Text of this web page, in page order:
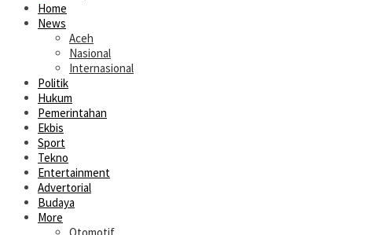
Home
News
Aceh
Nasional
Internasional
Politik
Hukum
Pemerintahan
Ekbis
Sport
Tekno
Entertainment
Advertorial
Budaya
More